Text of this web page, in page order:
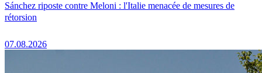
Sánchez riposte contre Meloni : l'Italie menacée de mesures de
rétorsion
07.08.2026